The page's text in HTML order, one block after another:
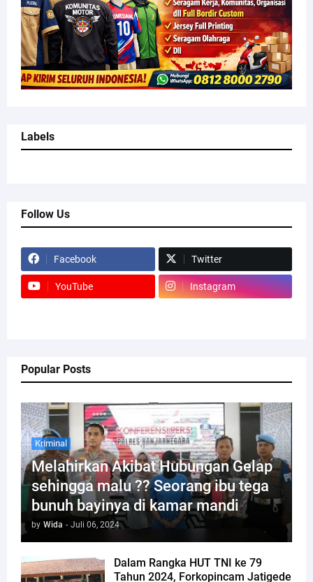
Labels
Follow Us
Facebook Twitter
YouTube Instagram
Popular Posts
Kriminal
Melahirkan Akibat Hubungan Gelap
sehingga malu ?? Seorang ibu tega
bunuh bayinya di kamar mandi
by Wida - Juli 06, 2024
Dalam Rangka HUT TNI ke 79
Tahun 2024, Forkopincam Jatigede